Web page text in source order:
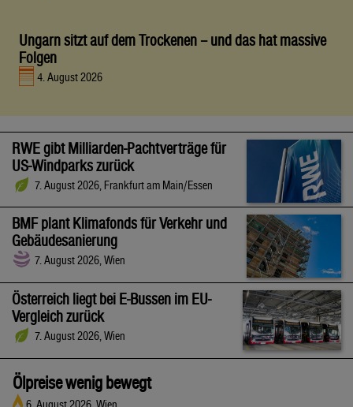
Ungarn sitzt auf dem Trockenen – und das hat massive
Folgen
4. August 2026
RWE gibt Milliarden-Pachtverträge für
US-Windparks zurück
7. August 2026, Frankfurt am Main/Essen
BMF plant Klimafonds für Verkehr und
Gebäudesanierung
7. August 2026, Wien
Österreich liegt bei E-Bussen im EU-
Vergleich zurück
7. August 2026, Wien
Ölpreise wenig bewegt